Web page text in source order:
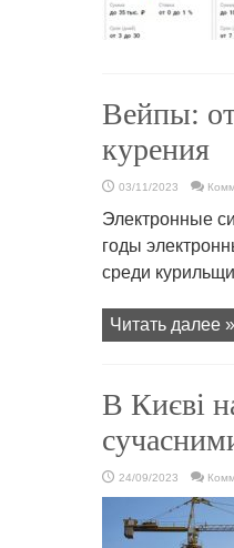
Вейпы:
курения
03/11/2023
Электронные
годы
среди
Читать далее »
В Києві
24/09/2023